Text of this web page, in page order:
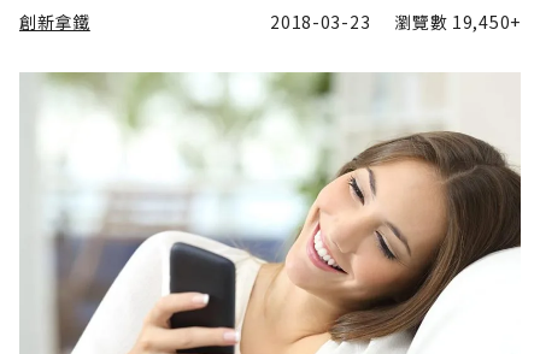
創新拿鐵 2018-03-23 瀏覽數 19,450+